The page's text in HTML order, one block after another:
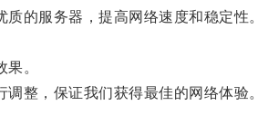
的服务器，提高网络速度和稳定性。
。
整，保证我们获得最佳的网络体验。